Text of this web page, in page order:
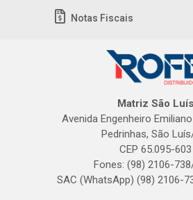
Notas Fiscais
Matriz São Luís
Avenida Engenheiro
Pedrinhas, São
CEP 65.095-603
Fones: (98) 2106-
SAC (WhatsApp) (98) 2106-